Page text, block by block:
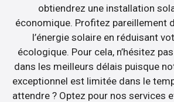
obtiendrez une installation
économique. Profitez pareillement
l’énergie solaire en réduisant
écologique. Pour cela, n’hésitez
dans les meilleurs délais puisque
exceptionnel est limitée dans le
attendre ? Optez pour nos services